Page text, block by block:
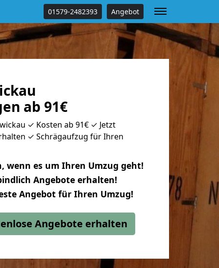
01579-2482393 Angebot
ab 91€
✓ Kosten ab 91€ ✓ Jetzt
✓ Schrägaufzug für Ihren
wenn es um Ihren Umzug geht!
Angebote erhalten!
Angebot für Ihren Umzug!
Angebote erhalten